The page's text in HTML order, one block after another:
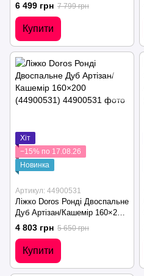
6 499 грн 7 799 грн
Купити
Хіт
−15% по 17.08.26
Новинка
Артикул: 44900531
Ліжко Doros Ронді Двоспальне
Дуб Артізан/Кашемір 160×200
(44900531)
4 803 грн 5 650 грн
Купити